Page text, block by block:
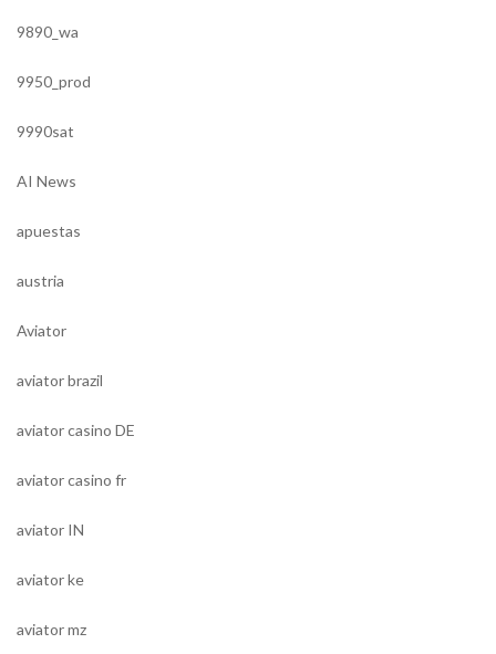
9890_wa
9950_prod
9990sat
AI News
apuestas
austria
Aviator
aviator brazil
aviator casino DE
aviator casino fr
aviator IN
aviator ke
aviator mz